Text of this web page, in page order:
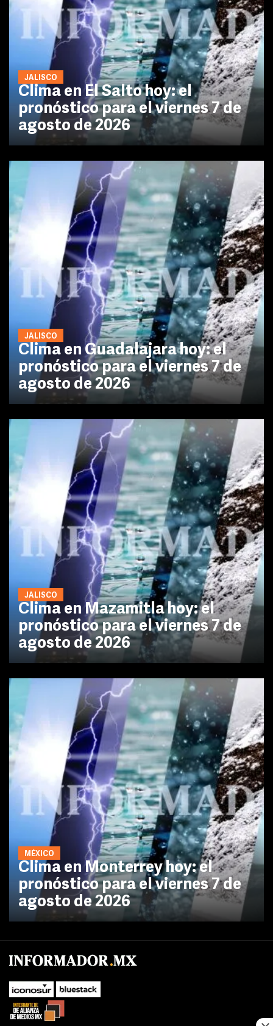
JALISCO
Clima en El Salto hoy: el
pronóstico para el viernes 7 de
agosto de 2026
JALISCO
Clima en Guadalajara hoy: el
pronóstico para el viernes 7 de
agosto de 2026
JALISCO
Clima en Mazamitla hoy: el
pronóstico para el viernes 7 de
agosto de 2026
MÉXICO
Clima en Monterrey hoy: el
pronóstico para el viernes 7 de
agosto de 2026